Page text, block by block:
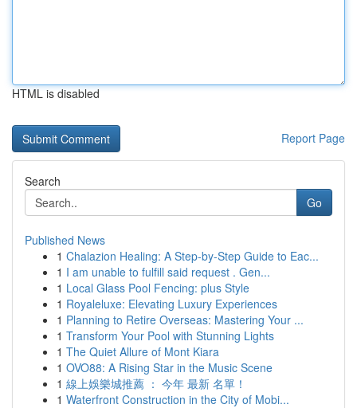
HTML is disabled
Report Page
Search
Go
Published News
1 Chalazion Healing: A Step-by-Step Guide to Eac...
1 I am unable to fulfill said request . Gen...
1 Local Glass Pool Fencing: plus Style
1 Royaleluxe: Elevating Luxury Experiences
1 Planning to Retire Overseas: Mastering Your ...
1 Transform Your Pool with Stunning Lights
1 The Quiet Allure of Mont Kiara
1 OVO88: A Rising Star in the Music Scene
1 線上娛樂城推薦 ： 今年 最新 名單！
1 Waterfront Construction in the City of Mobi...